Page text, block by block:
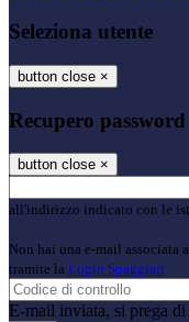
Seleziona utente
button close ×
Recupero password
button close ×
all'indirizzo indicato con le
Non hai una e-mail associata
tramite la Login Spaggiari
E-mail inviata, si prega